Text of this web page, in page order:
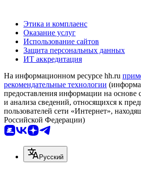
Этика и комплаенс
Оказание услуг
Использование сайтов
Защита персональных данных
ИТ аккредитация
На информационном ресурсе hh.ru
рекомендательные технологии
предоставления информации на основе
и анализа сведений, относящихся к
пользователей сети «Интернет»,
Российской Федерации)
Русский